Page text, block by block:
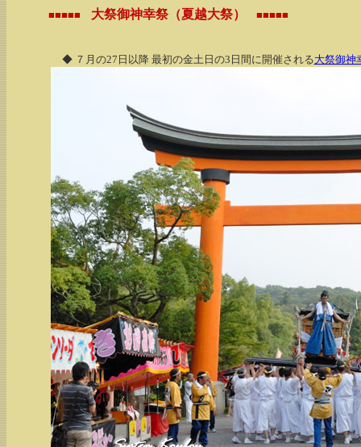
■■■■■ 大祭御神幸祭（夏越大祭） ■■■■■
◆ ７月の27日以降 最初の金土日の3日間に開催される大祭御神